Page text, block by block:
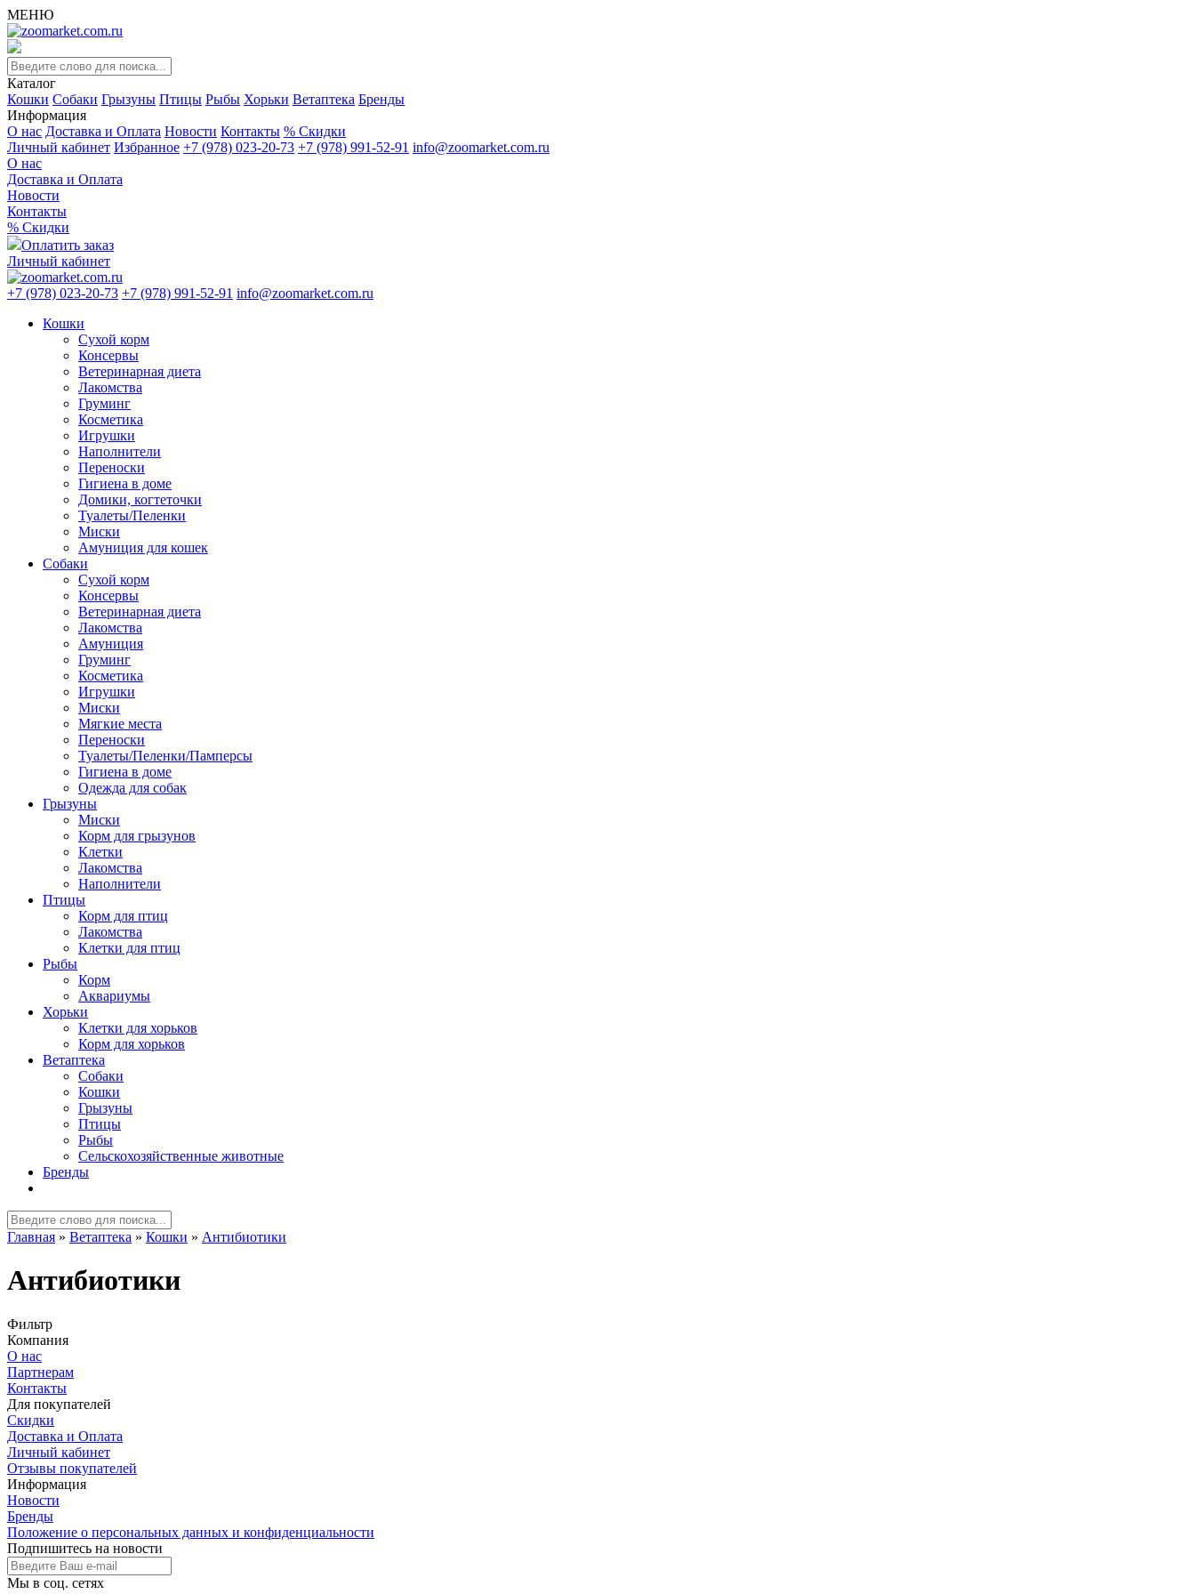
МЕНЮ
Каталог
Кошки Собаки Грызуны Птицы Рыбы Хорьки Ветаптека Бренды
Информация
О нас Доставка и Оплата Новости Контакты % Скидки
Личный кабинет Избранное +7 (978) 023-20-73 +7 (978) 991-52-91 info@zoomarket.com.ru
О нас
Доставка и Оплата
Новости
Контакты
% Скидки
Оплатить заказ
Личный кабинет
+7 (978) 023-20-73 +7 (978) 991-52-91 info@zoomarket.com.ru
Кошки
Сухой корм
Консервы
Ветеринарная диета
Лакомства
Груминг
Косметика
Игрушки
Наполнители
Переноски
Гигиена в доме
Домики, когтеточки
Туалеты/Пеленки
Миски
Амуниция для кошек
Собаки
Сухой корм
Консервы
Ветеринарная диета
Лакомства
Амуниция
Груминг
Косметика
Игрушки
Миски
Мягкие места
Переноски
Туалеты/Пеленки/Памперсы
Гигиена в доме
Одежда для собак
Грызуны
Миски
Корм для грызунов
Клетки
Лакомства
Наполнители
Птицы
Корм для птиц
Лакомства
Клетки для птиц
Рыбы
Корм
Аквариумы
Хорьки
Клетки для хорьков
Корм для хорьков
Ветаптека
Собаки
Кошки
Грызуны
Птицы
Рыбы
Сельскохозяйственные животные
Бренды
Главная » Ветаптека » Кошки » Антибиотики
Антибиотики
Фильтр
Компания
О нас
Партнерам
Контакты
Для покупателей
Скидки
Доставка и Оплата
Личный кабинет
Отзывы покупателей
Информация
Новости
Бренды
Положение о персональных данных и конфиденциальности
Подпишитесь на новости
Мы в соц. сетях